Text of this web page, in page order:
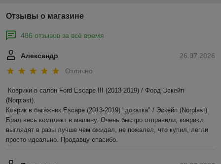
Отзывы о магазине
486 отзывов за всё время
26.07.2026
Александр
Отлично
Коврики в салон Ford Escape III (2013-2019) / Форд Эскейп
(Norplast).
Коврик в багажник Escape (2013-2019) "докатка" / Эскейп (Norplast)
Брал весь комплект в машину. Очень быстро отправили, коврики
выглядят в разы лучше чем ожидал, не пожалел, что купил, легли
просто идеально. Продавцу спасибо.